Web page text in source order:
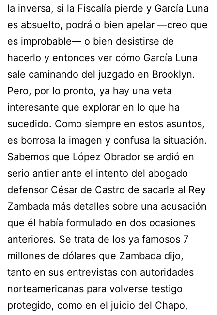
la inversa, si la Fiscalía pierde y García Luna
es absuelto, podrá o bien apelar —creo que
es improbable— o bien desistirse de
hacerlo y entonces ver cómo García Luna
sale caminando del juzgado en Brooklyn.
Pero, por lo pronto, ya hay una veta
interesante que explorar en lo que ha
sucedido. Como siempre en estos asuntos,
es borrosa la imagen y confusa la situación.
Sabemos que López Obrador se ardió en
serio antier ante el intento del abogado
defensor César de Castro de sacarle al Rey
Zambada más detalles sobre una acusación
que él había formulado en dos ocasiones
anteriores. Se trata de los ya famosos 7
millones de dólares que Zambada dijo,
tanto en sus entrevistas con autoridades
norteamericanas para volverse testigo
protegido, como en el juicio del Chapo,